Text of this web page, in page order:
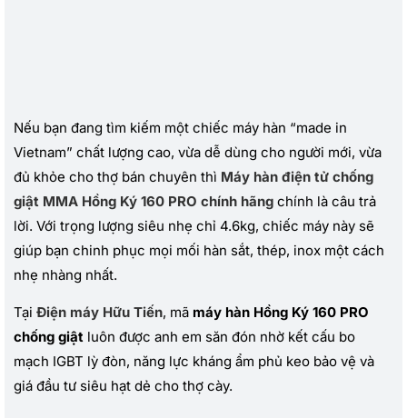
Nếu bạn đang tìm kiếm một chiếc máy hàn “made in
Vietnam” chất lượng cao, vừa dễ dùng cho người mới, vừa
đủ khỏe cho thợ bán chuyên thì Máy hàn điện tử chống
giật MMA Hồng Ký 160 PRO chính hãng chính là câu trả
lời. Với trọng lượng siêu nhẹ chỉ 4.6kg, chiếc máy này sẽ
giúp bạn chinh phục mọi mối hàn sắt, thép, inox một cách
nhẹ nhàng nhất.
Tại Điện máy Hữu Tiến, mã máy hàn Hồng Ký 160 PRO
chống giật luôn được anh em săn đón nhờ kết cấu bo
mạch IGBT lỳ đòn, năng lực kháng ẩm phủ keo bảo vệ và
giá đầu tư siêu hạt dẻ cho thợ cày.